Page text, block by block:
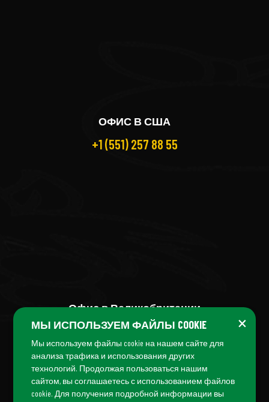
ОФИС В США
+1 (551) 257 88 55
Офис в Великобритании
+44 (7456) 04 38 04 ×
МЫ ИСПОЛЬЗУЕМ ФАЙЛЫ COOKIE
Мы используем файлы cookie на нашем сайте для
анализа трафика и использования других
технологий. Продолжая пользоваться нашим
сайтом, вы соглашаетесь с использованием файлов
cookie. Для получения подробной информации вы